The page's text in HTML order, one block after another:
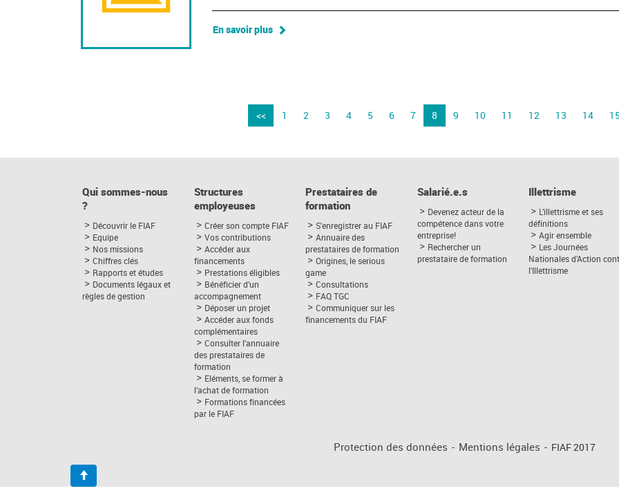
En savoir plus
<< 1 2 3 4 5 6 7 8 9 10 11 12 13 14 15
Qui sommes-nous
?
Découvrir le FIAF
Equipe
Nos missions
Chiffres clés
Rapports et études
Documents légaux et
règles de gestion
Structures
employeuses
Créer son compte FIAF
Vos contributions
Accéder aux
financements
Prestations éligibles
Bénéficier d’un
accompagnement
Déposer un projet
Accéder aux fonds
complémentaires
Consulter l’annuaire
des prestataires de
formation
Eléments, se former à
l’achat de formation
Formations financées
par le FIAF
Prestataires de
formation
S'enregistrer au FIAF
Annuaire des
prestataires de formation
Origines, le serious
game
Consultations
FAQ TGC
Communiquer sur les
financements du FIAF
Salarié.e.s
Devenez acteur de la
compétence dans votre
entreprise!
Rechercher un
prestataire de formation
Illettrisme
L’illettrisme et ses
définitions
Agir ensemble
Les Journées
Nationales d’Action
l’Illettrisme
Protection des données - Mentions légales - FIAF 2017